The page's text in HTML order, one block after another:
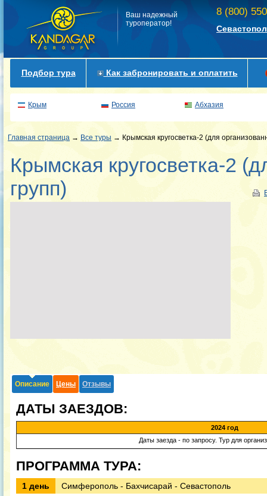
Ваш надежный
туроператор!
8 (800)
Подбор тура Как забронировать и оплатить
Крым Россия Абхазия
Главная страница → Все туры → Крымская кругосветка-2 (для
Крымская кругосветка-2
групп)
Описание Цены Отзывы
ДАТЫ ЗАЕЗДОВ:
2024 год
Даты заезда - по запросу. Тур для
ПРОГРАММА ТУРА:
1 день Симферополь - Бахчисарай - Севастополь